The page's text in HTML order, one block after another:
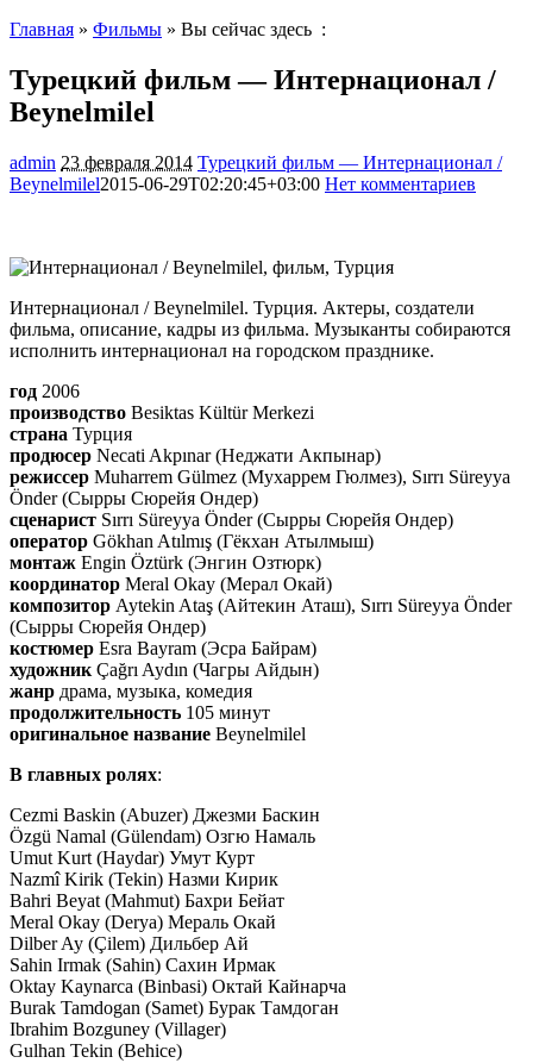
Главная » Фильмы » Вы сейчас здесь :
Турецкий фильм — Интернационал /
Beynelmilel
admin 23 февраля 2014 Турецкий фильм — Интернационал /
Beynelmilel2015-06-29T02:20:45+03:00 Нет комментариев
Интернационал / Beynelmilel. Турция. Актеры, создатели
фильма, описание, кадры из фильма. Музыканты собираются
исполнить интернационал на городском празднике.
год 2006
производство Besiktas Kültür Merkezi
страна Турция
продюсер Necati Akpınar (Неджати Акпынар)
режиссер Muharrem Gülmez (Мухаррем Гюлмез), Sırrı Süreyya
Önder (Сырры Сюрейя Ондер)
сценарист Sırrı Süreyya Önder (Сырры Сюрейя Ондер)
оператор Gökhan Atılmış (Гёкхан Атылмыш)
монтаж Engin Öztürk (Энгин Озтюрк)
координатор Meral Okay (Мерал Окай)
композитор Aytekin Ataş (Айтекин Аташ), Sırrı Süreyya Önder
(Сырры Сюрейя Ондер)
костюмер Esra Bayram (Эсра Байрам)
художник Çağrı Aydın (Чагры Айдын)
жанр драма, музыка, комедия
продолжительность 105 минут
оригинальное название Beynelmilel
В главных ролях:
Cezmi Baskin (Abuzer) Джезми Баскин
Özgü Namal (Gülendam) Озгю Намаль
Umut Kurt (Haydar) Умут Курт
Nazmî Kirik (Tekin) Назми Кирик
Bahri Beyat (Mahmut) Бахри Бейат
Meral Okay (Derya) Мераль Окай
Dilber Ay (Çilem) Дильбер Ай
Sahin Irmak (Sahin) Сахин Ирмак
Oktay Kaynarca (Binbasi) Октай Кайнарча
Burak Tamdogan (Samet) Бурак Тамдоган
Ibrahim Bozguney (Villager)
Gulhan Tekin (Behice)